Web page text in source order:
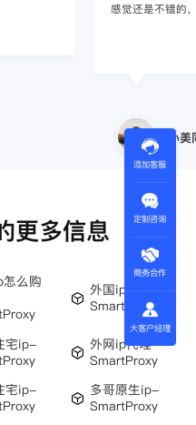
。
商，不是断网就
王伟
更多信息
么购
外国ip-
SmartProxy
宅ip-
外网ip代理-
SmartProxy
宅ip-
多哥原生ip-
SmartProxy
添加客服
定制咨询
商务合作
大客户经理